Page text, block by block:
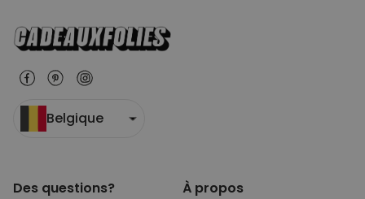
Belgique
Des questions? À propos